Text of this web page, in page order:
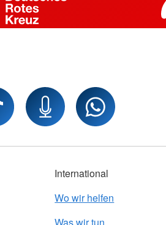
International
Wo wir helfen